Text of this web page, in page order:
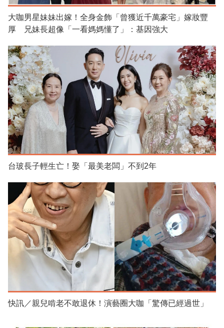
大咖男星妹妹出嫁！全身金飾「曾獲近千萬豪宅」嫁妝豐
厚 兄妹長超像「一看媽媽懂了」：基因強大
台玻長子輕生亡！娶「最美老闆」不到2年
快訊／親兒啃老不敢退休！演藝圈大咖「驚傳已經過世」